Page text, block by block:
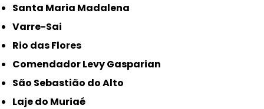
Santa Maria Madalena
Varre-Sai
Rio das Flores
Comendador Levy Gasparian
São Sebastião do Alto
Laje do Muriaé